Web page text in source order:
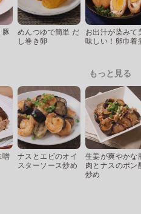
豚
めんつゆで簡単 だ
し巻き卵
お出汁が染みて
味しい！卵巾着
もっと見る
噌
ナスとエビのオイ
スターソース炒め
生姜が爽やかな
肉とナスのポン
炒め